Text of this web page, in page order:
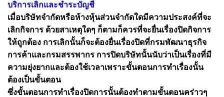
บริการเลิกและชำระบัญชี
เมื่อบริษัทจำกัดหรือห้างหุ้นส่วนจำกัดใดมีความประสงค์ที่จะ
เลิกกิจการ ด้วยสาเหตุใดๆ ก็ตามก็ควรที่จะยื่นเรื่องปิดกิจการ
ให้ถูกต้อง การเลิกนั้นก็จะต้องยื่นเรื่องปิดที่กรมพัฒนาธุรกิจ
การค้าและกรมสรรพากร การปิดบริษัทนั้นนับว่าเป็นเรื่องที่มี
ความยุ่งยากและต้องใช้เวลาเพราะขั้นตอนการทำเรื่องนั้น
ต้องเป็นขั้นตอน
ซึ่งขั้นตอนการทำเรื่องปิดการนั้นต้องทำตามขั้นตอนคร่าวๆ